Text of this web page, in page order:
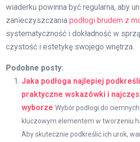
wiaderku powinna być regularna, aby
zanieczyszczania podłogi brudem z
systematyczność i dokładność w
czystość i estetykę swojego wnętrza.
Podobne posty:
Jaka podłoga najlepiej
praktyczne wskazówki i
wyborze Wybór podłogi do
kluczowym elementem w tworzeniu
Aby skutecznie podkreślić ich urok,